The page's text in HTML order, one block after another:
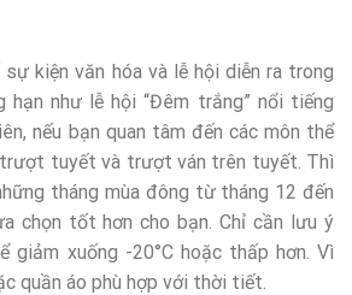
kiện văn hóa và lễ hội diễn ra trong
hạn như lễ hội “Đêm trắng” nổi tiếng
nếu bạn quan tâm đến các môn thể
trượt tuyết và trượt ván trên tuyết. Thì
tháng mùa đông từ tháng 12 đến
chọn tốt hơn cho bạn. Chỉ cần lưu ý
giảm xuống -20°C hoặc thấp hơn. Vì
quần áo phù hợp với thời tiết.